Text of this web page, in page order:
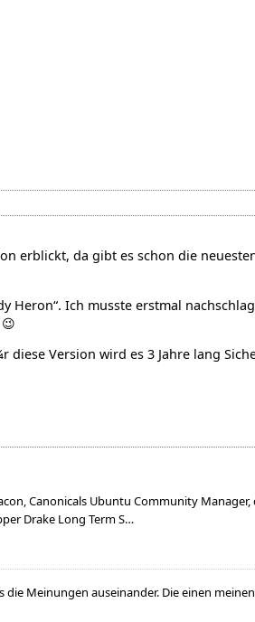
erblickt, da gibt es schon die
Heron“. Ich musste erstmal
Version wird es 3 Jahre lang
Canonicals Ubuntu Community
Drake Long Term S…
Meinungen auseinander. Die einen